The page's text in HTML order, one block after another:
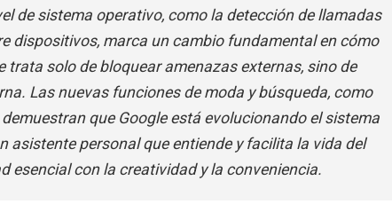
de sistema operativo, como la detección de llamadas
dispositivos, marca un cambio fundamental en cómo
trata solo de bloquear amenazas externas, sino de
Las nuevas funciones de moda y búsqueda, como
que Google está evolucionando el sistema
asistente personal que entiende y facilita la vida del
esencial con la creatividad y la conveniencia.